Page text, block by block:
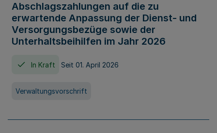
Abschlagszahlungen auf die zu
erwartende Anpassung der Dienst- und
Versorgungsbezüge sowie der
Unterhaltsbeihilfen im Jahr 2026
In Kraft Seit 01. April 2026
Verwaltungsvorschrift